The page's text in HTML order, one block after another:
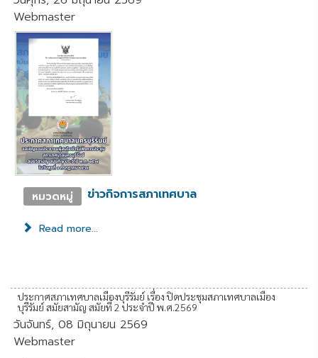
Webmaster
หมวดหมู่ ข่าวกิจการสภาเทศบาล
Read more...
ประกาศสภาเทศบาลเมืองบุรีรัมย์ เรื่อง ปิดประชุมสภาเทศบาลเมือง
บุรีรัมย์ สมัยสามัญ สมัยที่ 2 ประจำปี พ.ศ.2569
วันจันทร์, 08 มิถุนายน 2569
Webmaster